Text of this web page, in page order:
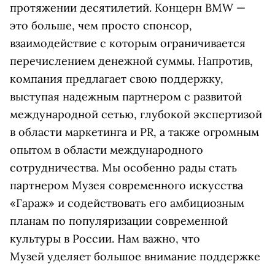
протяжении десятилетий. Концерн BMW —
это больше, чем просто спонсор,
взаимодействие с которым ограничивается
перечислением денежной суммы. Напротив,
компания предлагает свою поддержку,
выступая надежным партнером с развитой
международной сетью, глубокой экспертизой
в области маркетинга и PR, а также огромным
опытом в области международного
сотрудничества. Мы особенно рады стать
партнером Музея современного искусства
«Гараж» и содействовать его амбициозным
планам по популяризации современной
культуры в России. Нам важно, что
Музей уделяет большое внимание поддержке